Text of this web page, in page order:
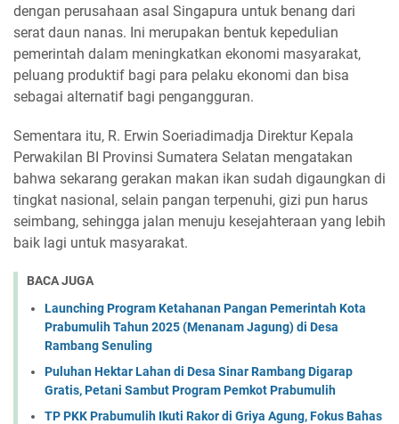
dengan perusahaan asal Singapura untuk benang dari
serat daun nanas. Ini merupakan bentuk kepedulian
pemerintah dalam meningkatkan ekonomi masyarakat,
peluang produktif bagi para pelaku ekonomi dan bisa
sebagai alternatif bagi pengangguran.
Sementara itu, R. Erwin Soeriadimadja Direktur Kepala
Perwakilan BI Provinsi Sumatera Selatan mengatakan
bahwa sekarang gerakan makan ikan sudah digaungkan di
tingkat nasional, selain pangan terpenuhi, gizi pun harus
seimbang, sehingga jalan menuju kesejahteraan yang lebih
baik lagi untuk masyarakat.
BACA JUGA
Launching Program Ketahanan Pangan Pemerintah Kota
Prabumulih Tahun 2025 (Menanam Jagung) di Desa
Rambang Senuling
Puluhan Hektar Lahan di Desa Sinar Rambang Digarap
Gratis, Petani Sambut Program Pemkot Prabumulih
TP PKK Prabumulih Ikuti Rakor di Griya Agung, Fokus Bahas